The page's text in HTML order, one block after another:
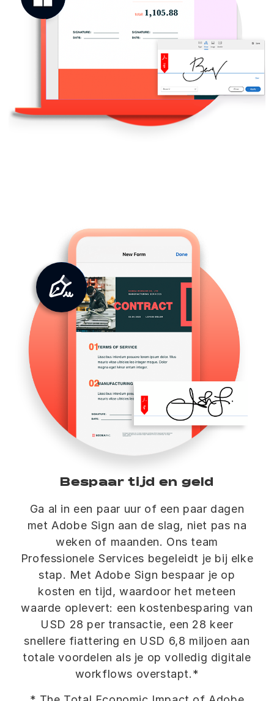
Bespaar tijd en geld
Ga al in een paar uur of een paar dagen
met Adobe Sign aan de slag, niet pas na
weken of maanden. Ons team
Professionele Services begeleidt je bij elke
stap. Met Adobe Sign bespaar je op
kosten en tijd, waardoor het meteen
waarde oplevert: een kostenbesparing van
USD 28 per transactie, een 28 keer
snellere fiattering en USD 6,8 miljoen aan
totale voordelen als je op volledig digitale
workflows overstapt.*